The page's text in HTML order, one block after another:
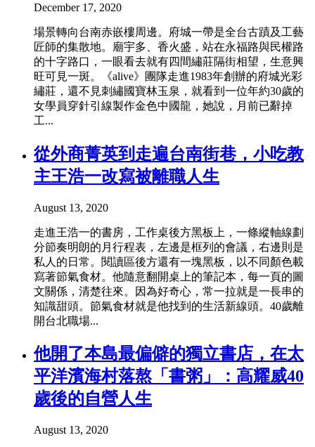
December 17, 2020
場景轉向台南赤嵌樓周邊。府城一帶是全台古蹟及工藝
匠師的集散地。廟宇多、香火盛，站在永福路與民權路
的十字路口，一眼看去就有四間繡莊隔街相望，生意興
旺可見一斑。《alive》團隊走進1983年創辦的府城光彩
繡莊，還不見刺繡國寶林玉泉，就看到一位年約30歲的
女學員穿針引線製作金色中國龍，她說，月前已辭掉
工...
從外商菁英到走遍台南街巷，小吃教
主王浩一改寫被離職人生
August 13, 2020
走進王浩一的書房，工作桌後方黑板上，一條縱軸線劃
分節奏明朗的月行程表，左邊是框列的會議，右邊則是
私人的日常。閱讀區後方還有一塊黑板，以不同顏色載
寫著節氣食材。他隨意翻開桌上的筆記本，每一頁的圖
文關係，清楚往來。因為好奇心，常一拉就是一長串的
知識甜頭。節氣食材就是他找到的生活新線頭。40歲離
開台北職場...
他開了本島最偏僻的獨立書店，在太
平洋濱海村落熬「書粥」：高耀威40
歲後的自營人生
August 13, 2020